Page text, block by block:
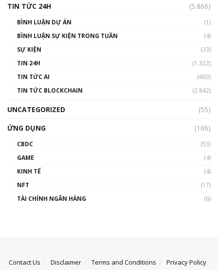
TIN TỨC 24H
(5.866)
BÌNH LUẬN DỰ ÁN
(1)
BÌNH LUẬN SỰ KIỆN TRONG TUẦN
(4)
SỰ KIỆN
(33)
TIN 24H
(1.322)
TIN TỨC AI
(603)
TIN TỨC BLOCKCHAIN
(2.842)
UNCATEGORIZED
(55)
ỨNG DỤNG
(106)
CBDC
(53)
GAME
(4)
KINH TẾ
(4)
NFT
(17)
TÀI CHÍNH NGÂN HÀNG
(6)
Contact Us Disclaimer Terms and Conditions Privacy Policy